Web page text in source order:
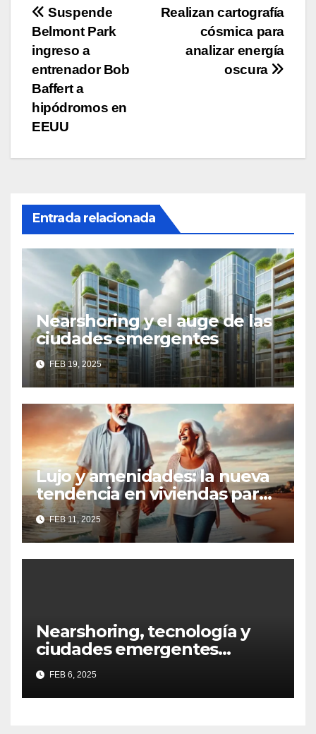
Navegación
de
entradas
Realizan cartografía
cósmica para
analizar energía
oscura
Suspende
Belmont Park
ingreso a
entrenador Bob
Baffert a
hipódromos en
EEUU
Entrada relacionada
Nearshoring y el auge de las
ciudades emergentes
FEB 19, 2025
Lujo y amenidades: la nueva
tendencia en viviendas para
la tercera edad
FEB 11, 2025
Nearshoring, tecnología y
ciudades emergentes
definirán al Real Estate
FEB 6, 2025